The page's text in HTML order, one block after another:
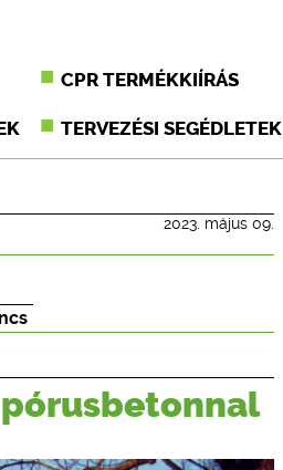
CPR TERMÉKKIÍRÁS
TERVEZÉSI SEGÉDLETEK
2023. május 09.